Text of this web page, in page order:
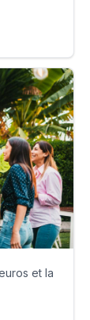
et la